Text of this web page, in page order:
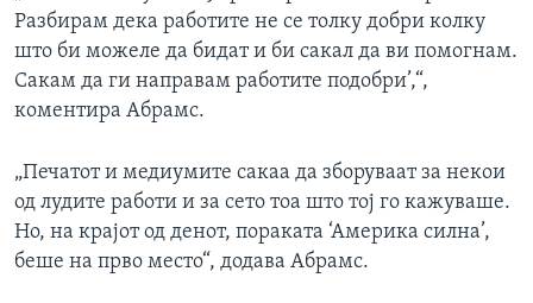
Разбирам дека работите не се толку добри колку
што би можеле да бидат и би сакал да ви помогнам.
Сакам да ги направам работите подобри’,“,
коментира Абрамс.
„Печатот и медиумите сакаа да зборуваат за некои
од лудите работи и за сето тоа што тој го кажуваше.
Но, на крајот од денот, пораката ‘Америка силна’,
беше на прво место“, додава Абрамс.